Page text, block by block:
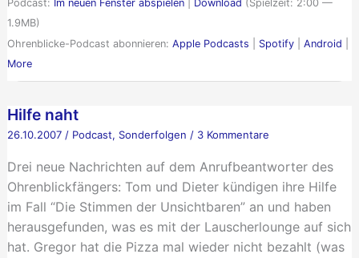
Podcast: Im neuen Fenster abspielen| Download (Spielzeit: 2:00 —
1.9MB)
Ohrenblicke-Podcast abonnieren: Apple Podcasts Spotify| Android
More
Hilfe naht
26.10.2007/ Podcast, Sonderfolgen / 3 Kommentare
Drei neue Nachrichten auf dem Anrufbeantworter des
Ohrenblickfängers: Tom und Dieter kündigen ihre Hilfe
im Fall “Die Stimmen der Unsichtbaren” an und haben
herausgefunden, was es mit der Lauscherlounge auf sich
hat. Gregor hat die Pizza mal wieder nicht bezahlt (was